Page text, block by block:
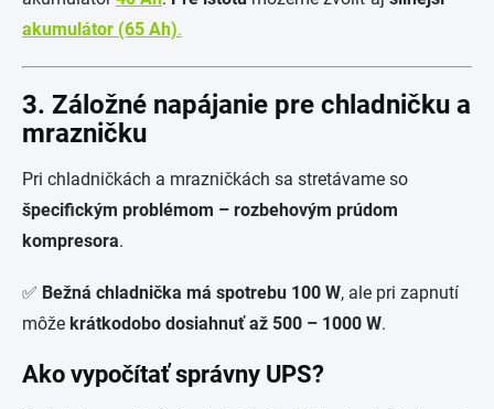
akumulátor (65 Ah).
3. Záložné napájanie pre chladničku a
mrazničku
Pri chladničkách a mrazničkách sa stretávame so
špecifickým problémom – rozbehovým prúdom
kompresora.
✅ Bežná chladnička má spotrebu 100 W, ale pri zapnutí
môže krátkodobo dosiahnuť až 500 – 1000 W.
Ako vypočítať správny UPS?